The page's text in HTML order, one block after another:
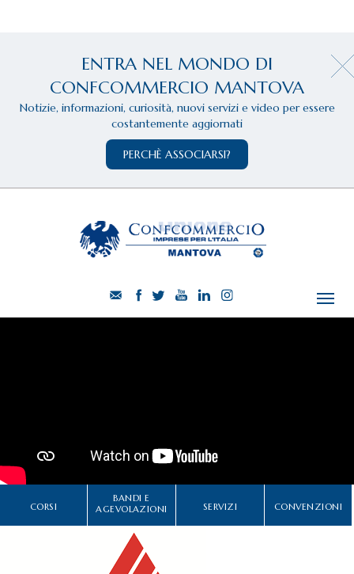
ENTRA NEL MONDO DI
CONFCOMMERCIO MANTOVA
Notizie, informazioni, curiosità, nuovi servizi e video per essere
costantemente aggiornati
PERCHÈ ASSOCIARSI?
DELEGAZIONI
ATTIVITÀ STORICHE
PERIODICO
PERCHÉ ASSOCIARSI?
CORSI
BANDI E
AGEVOLAZIONI
SERVIZI CONVENZIONI